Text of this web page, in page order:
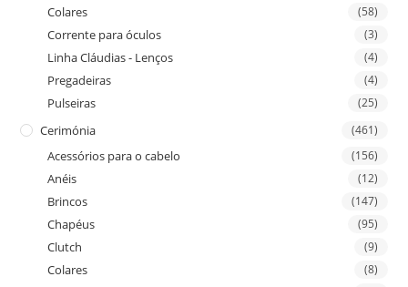
Colares (58)
Corrente para óculos (3)
Linha Cláudias - Lenços (4)
Pregadeiras (4)
Pulseiras (25)
Cerimónia (461)
Acessórios para o cabelo (156)
Anéis (12)
Brincos (147)
Chapéus (95)
Clutch (9)
Colares (8)